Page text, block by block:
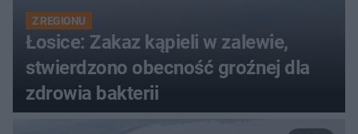
Z REGIONU
Łosice: Zakaz kąpieli w zalewie,
stwierdzono obecność groźnej dla
zdrowia bakterii